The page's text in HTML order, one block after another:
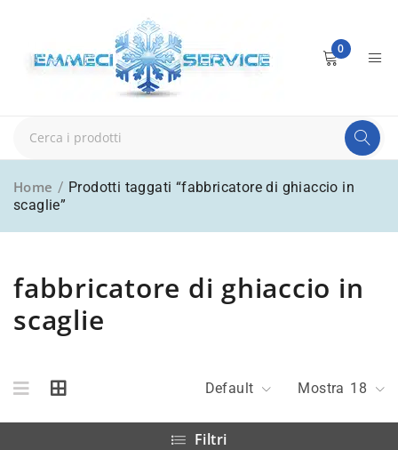
0
fabbricatore di ghiaccio in
scaglie
Home / Prodotti taggati “fabbricatore di ghiaccio in
scaglie”
Default Mostra 18
Filtri